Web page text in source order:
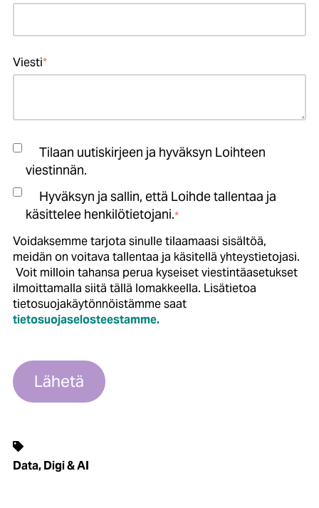
Viesti*
Tilaan uutiskirjeen ja hyväksyn Loihteen
viestinnän.
Hyväksyn ja sallin, että Loihde tallentaa ja
käsittelee henkilötietojani.*
Voidaksemme tarjota sinulle tilaamaasi sisältöä,
meidän on voitava tallentaa ja käsitellä yhteystietojasi.
Voit milloin tahansa perua kyseiset viestintäasetukset
ilmoittamalla siitä tällä lomakkeella. Lisätietoa
tietosuojakäytönnöistämme saat
tietosuojaselosteestamme.
Data, Digi & AI